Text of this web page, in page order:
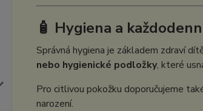
🧴 Hygiena a
Správná hygiena je základem zdraví
nebo hygienické podložky, které
Pro citlivou pokožku doporučujeme
narození.